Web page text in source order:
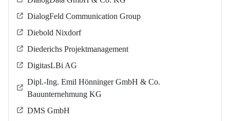
DialogFeld Communication Group
Diebold Nixdorf
Diederichs Projektmanagement
DigitasLBi AG
Dipl.-Ing. Emil Hönninger GmbH & Co.
Bauunternehmung KG
DMS GmbH